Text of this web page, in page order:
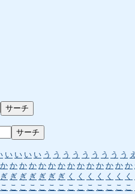
い い い い う う う う う う う う う え
か か か か か か か か か か か か か か
ぎ ぎ ぎ ぎ ぎ ぎ ぎ く く く く く く く
こ こ こ こ こ こ こ こ こ こ こ こ こ こ